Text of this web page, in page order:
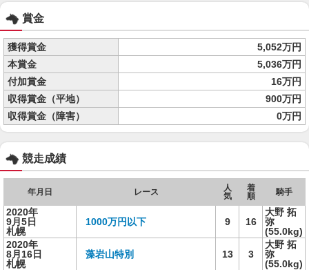
賞金
獲得賞金
5,052万円
本賞金
5,036万円
付加賞金
16万円
収得賞金（平地）
900万円
収得賞金（障害）
0万円
競走成績
年月日 レース
人
気
着
順
騎手
2020年
9月5日
札幌
1000万円以下 9 16
大野 拓
弥
(55.0kg)
2020年
8月16日
札幌
藻岩山特別 13 3
大野 拓
弥
(55.0kg)